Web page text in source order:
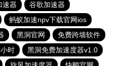
速器
谷歌加速器
蚂蚁加速npv下载官网ios
黑洞官网
免费跨墙软件
时
黑洞免费加速度器v1.0